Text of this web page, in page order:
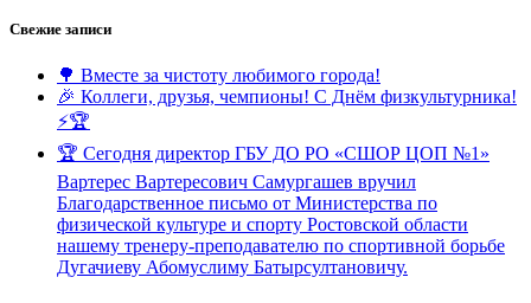
Свежие записи
🌳 Вместе за чистоту любимого города!
🎉 Коллеги, друзья, чемпионы! С Днём физкультурника!
⚡️🏆
🏆 Сегодня директор ГБУ ДО РО «СШОР ЦОП №1»
Вартерес Вартересович Самургашев вручил
Благодарственное письмо от Министерства по
физической культуре и спорту Ростовской области
нашему тренеру-преподавателю по спортивной борьбе
Дугачиеву Абомуслиму Батырсултановичу.